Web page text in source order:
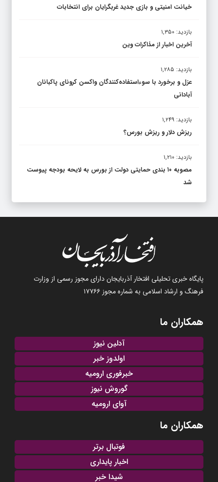
خیانت امنیتی و بازی جدید غربگرایان برای انتخابات
بازدید: ۱,۳۵۰
آخرین اخبار از مذاکرات وین
بازدید: ۱,۲۸۵
عزل و برخورد با سوءاستفاده‌کنندگان واکسن کرونای پاکبانان
آبادانی
بازدید: ۱,۲۴۹
ریزش دلار و ریزش بورس؟
بازدید: ۱,۲۱۰
مصوبه ۱۰ بندی حمایتی دولت از بورس به لایحه بودجه پیوست
شد
پایگاه خبری تحلیلی افتخار آذربایجان دارای مجوز رسمی از وزارت
فرهنگ و ارشاد اسلامی به شماره مجوز ۱۷۷۶۶
همکاران ما
آدلین نیوز
اولدوز خبر
خبرفوری ارومیه
گوروش نیوز
آوای ارومیه
همکاران ما
فوتبال برتر
اخبار پایداری
شیدا خبر